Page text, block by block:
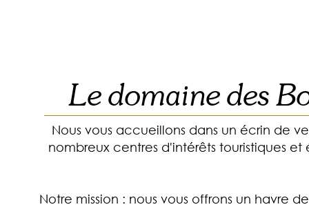
Le domaine des
Nous vous accueillons dans un écrin de
nombreux centres d'intérêts touristiques
Notre mission : nous vous offrons un havre